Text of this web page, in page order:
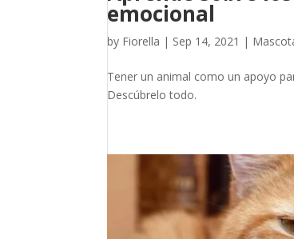
emocional
by Fiorella | Sep 14, 2021 |
Tener un animal como un apoyo
Descúbrelo todo.